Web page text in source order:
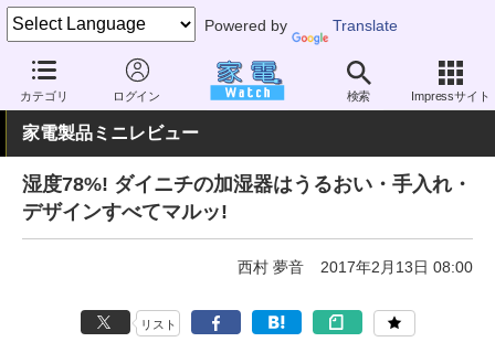
Powered by Translate
カテゴリ ログイン 検索 Impressサイト
家電 Watch 空調家電 加湿器・除湿機 加湿器
家電製品ミニレビュー
湿度78%! ダイニチの加湿器はうるおい・手入れ・
デザインすべてマルッ!
西村 夢音 2017年2月13日 08:00
リスト